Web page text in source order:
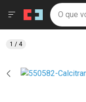
Drogaria São
Ir direto para a
pela
Ir direto para o
Ir direto para a
Ir direto para a conta
Ir direto para a
Ir direto para o
Faça a sua
O que
Menu
1 / 4